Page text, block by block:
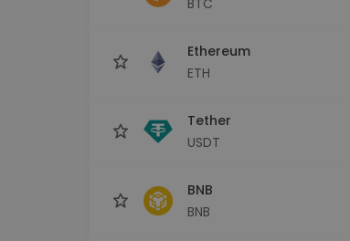
Ethereum
ETH
Tether
USDT
BNB
BNB